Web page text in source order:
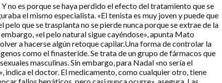
no es porque se haya perdido el efecto del tratamiento que se
el mismo especialista. «El tenista es muy joven y puede que
que se trasplanta no se pierde nunca porque se extrae de la
«el pelo natural sigue cayéndose», apunta Mato
a hacerse algún retoque capilar.Una forma de controlar la
como el finasteride. Se trata de un grupo de fármacos que
masculinas. Sin embargo, para Nadal «no sería el
el doctor. El medicamento, como cualquier otro, tiene